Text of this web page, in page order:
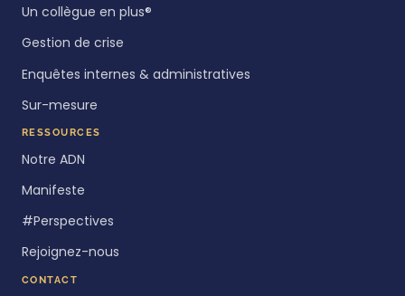
Un collègue en plus®
Gestion de crise
Enquêtes internes & administratives
Sur-mesure
RESSOURCES
Notre ADN
Manifeste
#Perspectives
Rejoignez-nous
CONTACT